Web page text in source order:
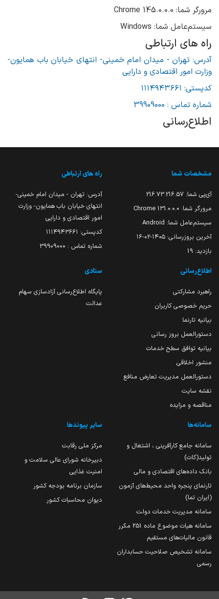
مرورگر شما: 145.0.0.0 Chrome
سیستم‌عامل شما: Windows
راه های ارتباطی
آدرس: تهران - میدان امام خمینی- انتهای خیابان باب همایون-
وزارت امور اقتصادی و دارایی
کدپستی: ۱۱۱۴۹۴۳۶۶۱
شماره تماس : 39909000
اطلاع‌رسانی
مشخصات شما
آی‌پی شما: 216.73.216.57
مرورگر شما: 131.0.0.0 Chrome
سیستم‌عامل شما: Android
آخرین بروزرسانی: ۱۴۰۵-۰۲-۱۶
بازدید: 19
راه های ارتباطی
آدرس: تهران - میدان امام خمینی-
انتهای خیابان باب همایون- وزارت
امور اقتصادی و دارایی
کدپستی: ۱۱۱۴۹۴۳۶۶۱
شماره تماس : 39909000
اطلاع‌رسانی
راهبرد مشارکتی
حریم خصوصی کاربران
بیانیه تارنما
دستورالعمل بروز رسانی
بیانیه توافق سطح خدمات
منشور اخلاقی
دستورالعمل مدیریت تعارض منافع
نقشه سایت
مناقصه و مزایده
ستادی
پایگاه اطلاع‌رسانی آزادسازی سهام
عدالت
سامانه‌ها
سامانه جامع کارآفرینی ، اشتغال و
تولید(کات)
بانک داده‌های اقتصادی و مالی
تارنمای پنجره واحد محیط‌های آزمون
(ایران تما)
سامانه مدیریت خدمات دولت
سامانه هیات موضوع ماده 251 مکرر
قانون مالیات‌های مستقیم
سامانه تشخیص صلاحیت حسابداران
رسمی
سایر پیوندها
مرکز ملی رقابت
دبیرخانه شورای عالی سلامت و
امنیت غذایی
سازمان برنامه بودجه کشور
دیوان محاسبات کشور